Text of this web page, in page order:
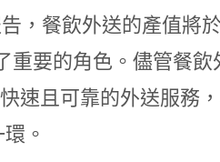
，餐飲外送的產值將
重要的角色。儘管餐飲
速且可靠的外送服務
。